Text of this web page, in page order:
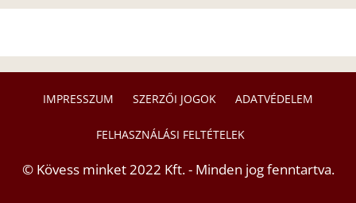
IMPRESSZUM SZERZŐI JOGOK ADATVÉDELEM
FELHASZNÁLÁSI FELTÉTELEK
© Kövess minket 2022 Kft. - Minden jog fenntartva.